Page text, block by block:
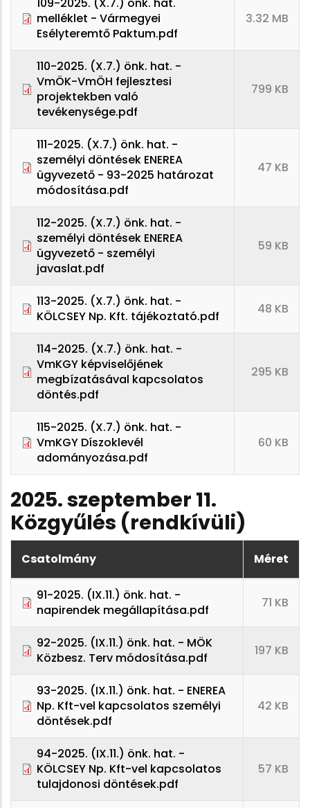
melléklet - Vármegyei
Esélyteremtő Paktum.pdf
3.32 MB
110-2025. (X.7.) önk. hat. -
VmÖK-VmÖH fejlesztesi
projektekben való
tevékenysége.pdf
799 KB
111-2025. (X.7.) önk. hat. -
személyi döntések ENEREA
ügyvezető - 93-2025 határozat
módosítása.pdf
47 KB
112-2025. (X.7.) önk. hat. -
személyi döntések ENEREA
ügyvezető - személyi
javaslat.pdf
59 KB
113-2025. (X.7.) önk. hat. -
KÖLCSEY Np. Kft. tájékoztató.pdf
48 KB
114-2025. (X.7.) önk. hat. -
VmKGY képviselőjének
megbízatásával kapcsolatos
döntés.pdf
295 KB
115-2025. (X.7.) önk. hat. -
VmKGY Díszoklevél
adományozása.pdf
60 KB
2025. szeptember 11.
Közgyűlés (rendkívüli)
Csatolmány Méret
91-2025. (IX.11.) önk. hat. -
napirendek megállapítása.pdf
71 KB
92-2025. (IX.11.) önk. hat. - MÖK
Közbesz. Terv módosítása.pdf
197 KB
93-2025. (IX.11.) önk. hat. - ENEREA
Np. Kft-vel kapcsolatos személyi
döntések.pdf
42 KB
94-2025. (IX.11.) önk. hat. -
KÖLCSEY Np. Kft-vel kapcsolatos
tulajdonosi döntések.pdf
57 KB